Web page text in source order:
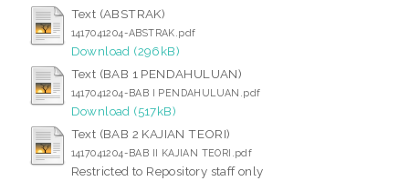
Text (ABSTRAK)
1417041204-ABSTRAK.pdf
Download (296kB)
Text (BAB 1 PENDAHULUAN)
1417041204-BAB I PENDAHULUAN.pdf
Download (517kB)
Text (BAB 2 KAJIAN TEORI)
1417041204-BAB II KAJIAN TEORI.pdf
Restricted to Repository staff only